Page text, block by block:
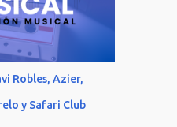
Robles, Azier,
y Safari Club